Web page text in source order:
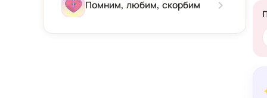
Помним, любим, скорбим